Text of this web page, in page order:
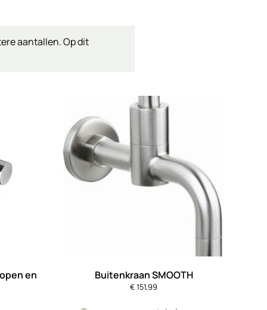
aantallen. Op dit
en
Buitenkraan SMOOTH
€151,99